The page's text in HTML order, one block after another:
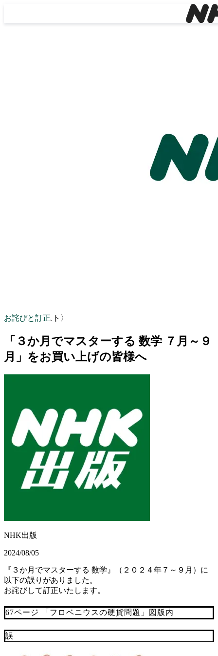
お詫びと訂正
〈NHKテキスト〉
「３か月でマスターする 数学 ７月～９
月」をお買い上げの皆様へ
NHK出版
2024/08/05
『３か月でマスターする 数学』（２０２４年７～９月）に
以下の誤りがありました。
お詫びして訂正いたします。
67ページ 「フロベニウスの硬貨問題」図版内
誤